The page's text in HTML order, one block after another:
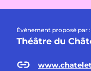
Évènement proposé par :
Théâtre du